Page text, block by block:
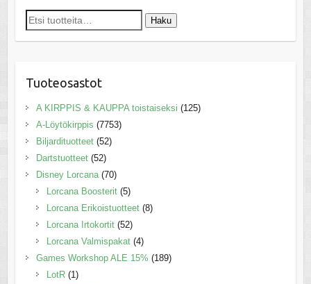
Etsi: Haku
Tuoteosastot
A KIRPPIS & KAUPPA toistaiseksi (125)
A-Löytökirppis (7753)
Biljardituotteet (52)
Dartstuotteet (52)
Disney Lorcana (70)
Lorcana Boosterit (5)
Lorcana Erikoistuotteet (8)
Lorcana Irtokortit (52)
Lorcana Valmispakat (4)
Games Workshop ALE 15% (189)
LotR (1)